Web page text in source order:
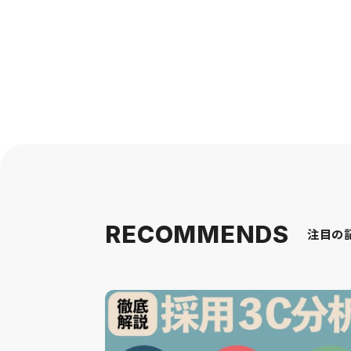
RECOMMENDS 注目の